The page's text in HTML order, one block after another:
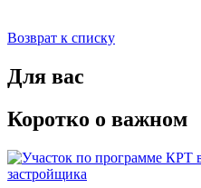
Возврат к списку
Для вас
Коротко о важном